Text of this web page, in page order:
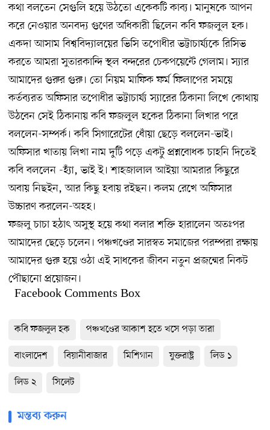
কথা বলতেন সেগুলি হয়ে উঠতো একেকটি কাব্য। মানুষকে আপন
করে নেওয়ার অনবদ্য গুণের অধিকারী ছিলেন কবি ফজলুল হক।
একদা আসাম বিশ্ববিদ্যালয়ের ভিসি তপোধীর ভট্টাচার্য্যকে রিসিভ
করতে আমরা সুতারকান্দি স্থল বন্দরের চেকপয়েন্টে গেলাম। স্যার
আমাদের গুরুর গুরু। তো নিয়ম মাফিক ফর্ম ফিলাপের সময়ে
কর্তব্যরত অফিসার তপোধীর ভট্টাচার্য্য স্যারের ঠিকানা লিখে কোথায়
উঠবেন সেই ঠিকানায় কবি ফজলুল হকের ঠিকানা লিখার পরে
বললেন-সম্পর্ক। কবি সিগারেটের ধোঁয়া ছেড়ে বললেন-ভাই।
অফিসার খাতায় লিখা নাম দুটি পড়ে একটু প্রশ্নবোধক চাহনি দিতেই
কবি বললেন -হ্যাঁ, ভাই ই। শাহজালাল আইয়া আমরার কিছুরে
অবায় নিছইন, আর কিছু হবায় রইছন। কলম রেখে অফিসার
উচ্চারণ করলেন-অহহ।
ফজলু চাচা হঠাৎ অসুস্থ হয়ে কথা বলার শক্তি হারালেন অতঃপর
আমাদের ছেড়ে চলেন। পঞ্চখণ্ডের সারস্বত সমাজের পরম্পরা রক্ষায়
আমাদের গুরু হয়ে ওঠা এই সাধকের জীবন নতুন প্রজন্মের নিকট
পৌছানো প্রয়োজন।
Facebook Comments Box
কবি ফজলুল হক
পঞ্চখণ্ডের আকাশ হতে খসে পড়া তারা
বাংলাদেশ
বিয়ানীবাজার মিশিগান যুক্তরাষ্ট্র
লিড ১
লিড ২
সিলেট
মন্তব্য করুন